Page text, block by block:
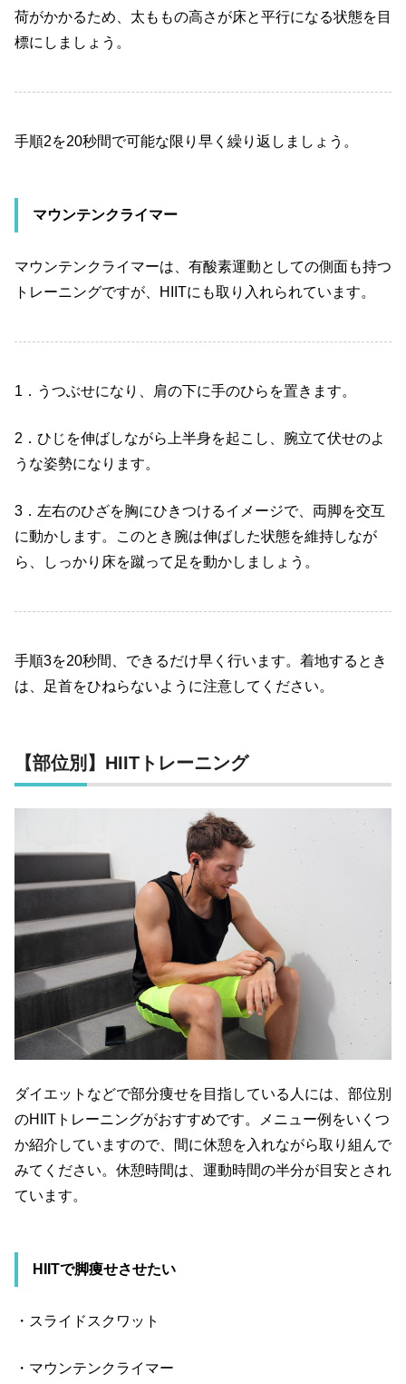
荷がかかるため、太ももの高さが床と平行になる状態を目
標にしましょう。
手順2を20秒間で可能な限り早く繰り返しましょう。
マウンテンクライマー
マウンテンクライマーは、有酸素運動としての側面も持つ
トレーニングですが、
HIITにも取り入れられています。
1 ．うつぶせになり、肩の下に手のひらを置きます。
2 ．ひじを伸ばしながら上半身を起こし、腕立て伏せのよ
うな姿勢になります。
3 ．左右のひざを胸にひきつけるイメージで、両脚を交互
に動かします。このとき腕は伸ばした状態を維持しなが
ら、しっかり床を蹴って足を動かしましょう。
手順3を20秒間、できるだけ早く行います。着地するとき
は、足首をひねらないように注意してください。
【部位別】 HIIT トレーニング
ダイエットなどで部分痩せを目指している人には、部位別
のHIIT トレーニングがおすすめです。メニュー例をいくつ
か紹介していますので、間に休憩を入れながら取り組んで
みてください。休憩時間は、運動時間の半分が目安とされ
ています。
HIITで脚痩せさせたい
・スライドスクワット
・マウンテンクライマー